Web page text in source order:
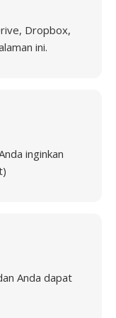
Dropbox,
ini.
inginkan
Anda dapat